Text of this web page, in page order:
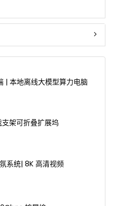
| 本地离线大模型算力电脑
架可折叠扩展坞
系统| 8K 高清视频